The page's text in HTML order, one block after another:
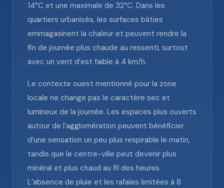
14°C et une maximale de 32°C. Dans les
quartiers urbanisés, les surfaces bâties
emmagasinent la chaleur et peuvent rendre la
fin de journée plus chaude au ressenti, surtout
avec un vent d’est faible à 4 km/h.
Le contexte ouest mentionné pour la zone
locale ne change pas le caractère sec et
lumineux de la journée. Les espaces plus ouverts
autour de l’agglomération peuvent bénéficier
d’une sensation un peu plus respirable le matin,
tandis que le centre-ville peut devenir plus
minéral et plus chaud au fil des heures.
L’absence de pluie et les rafales limitées à 8